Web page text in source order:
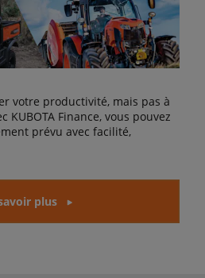
votre productivité, mais pas à
KUBOTA Finance, vous pouvez
prévu avec facilité,
plus